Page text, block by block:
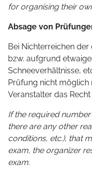
for organising their
Absage von
Bei Nichterreichen
bzw. aufgrund
Schneeverhältnisse,
Prüfung nicht möglich
Veranstalter das
If the required
there are any other
conditions, etc.), that
exam, the organizer
exam.